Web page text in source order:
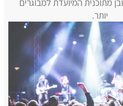
מתוכנית המיועדת למבוגרים
יותר.